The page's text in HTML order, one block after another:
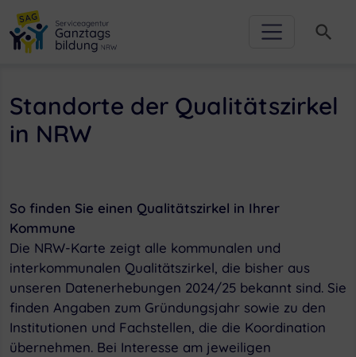
Zur Hauptnavigation
Zum Inhalt
Zum Footer
Zur weiterführenden Informationen
search
Standorte der Qualitätszirkel
in NRW
So finden Sie einen Qualitätszirkel in Ihrer
Kommune
Die NRW-Karte zeigt alle kommunalen und
interkommunalen Qualitätszirkel, die bisher aus
unseren Datenerhebungen 2024/25 bekannt sind. Sie
finden Angaben zum Gründungsjahr sowie zu den
Institutionen und Fachstellen, die die Koordination
übernehmen. Bei Interesse am jeweiligen